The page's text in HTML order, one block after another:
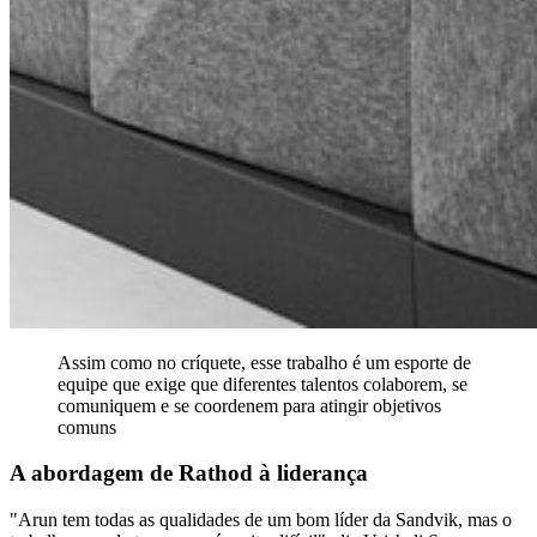
Assim como no críquete, esse trabalho é um esporte de
equipe que exige que diferentes talentos colaborem, se
comuniquem e se coordenem para atingir objetivos
comuns
A abordagem de Rathod à liderança
"Arun tem todas as qualidades de um bom líder da Sandvik, mas o